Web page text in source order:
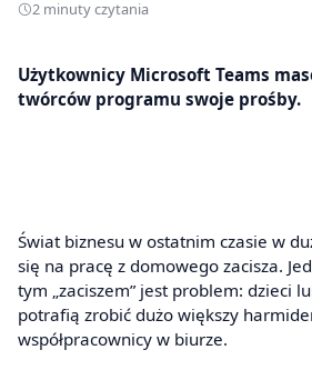
2 minuty czytania
Użytkownicy Microsoft Teams
twórców programu swoje prośby.
Świat biznesu w ostatnim czasie w
się na pracę z domowego zacisza.
tym „zaciszem” jest problem: dzieci
potrafią zrobić dużo większy
współpracownicy w biurze.